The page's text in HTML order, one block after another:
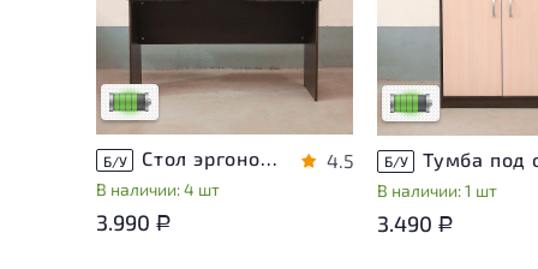
незначительные следы
эксплуатации, не влияющие
на удобство его
использования
Низкая степень износа
Б/У Стол эргономичный ЛДСП Венге
В наличии: 4 шт
4.5
3.990 Р
незначительные
эксплуатации, не
на удобство его
Низкая степень
Б/У
В наличии: 1 шт
3.490 Р